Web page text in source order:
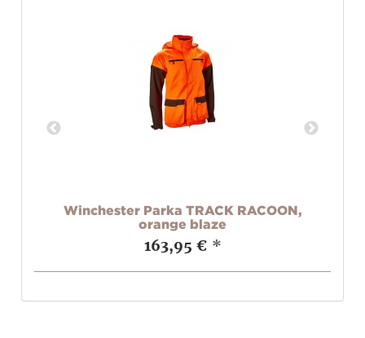
Winchester Parka TRACK RACOON,
orange blaze
163,95 € *